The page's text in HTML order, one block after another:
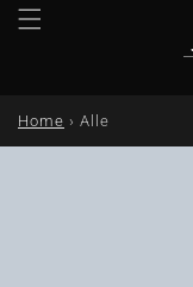
Home › Alle